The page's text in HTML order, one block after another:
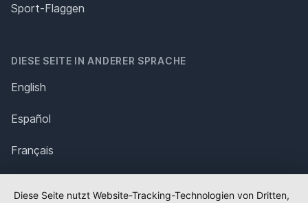
Sport-Flaggen
DIESE SEITE IN ANDERER SPRACHE
English
Español
Français
Diese Seite nutzt Website-Tracking-Technologien von Dritten,